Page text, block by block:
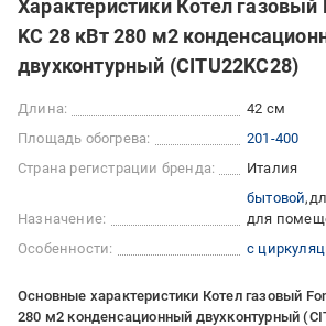
Характеристики Котел газовый
KC 28 кВт 280 м2
двухконтурный (CITU22KC28)
Длина:
42 см
Площадь обогрева:
201-400
Страна регистрации бренда:
Италия
Назначение:
бытовой
для
Особенности:
с
Основные характеристики Котел газовый
280 м2 конденсационный двухконтурный